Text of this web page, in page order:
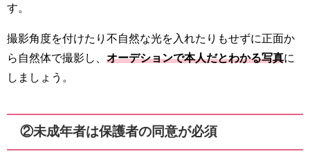
す。
撮影角度を付けたり不自然な光を入れたりもせずに正面か
ら自然体で撮影し、 オーデションで本人だとわかる写真に
しましょう。
②未成年者は保護者の同意が必須